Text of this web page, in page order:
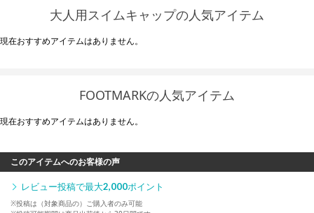
大人用スイムキャップの人気アイテム
現在おすすめアイテムはありません。
FOOTMARKの人気アイテム
現在おすすめアイテムはありません。
このアイテムへのお客様の声
レビュー投稿で最大2,000ポイント
※投稿は（対象商品の）ご購入者のみ可能